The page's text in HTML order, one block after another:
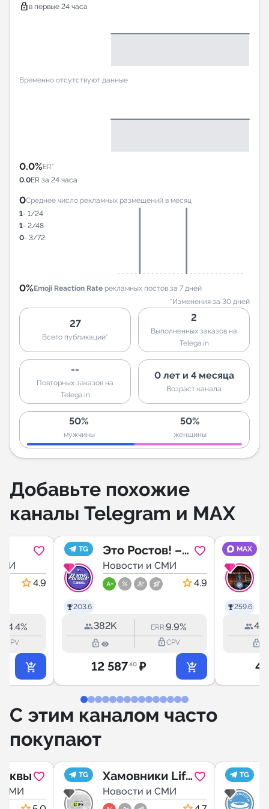
lock в первые 24 часа
Временно отсутствуют данные
0.0%ER*
0.0ER за 24 часа
0Среднее число рекламных размещений в месяц
1- 1/24
1- 2/48
0- 3/72
0%Emoji Reaction Rate рекламных постов за 7 дней
*Изменения за 30 дней
27
Всего публикаций*
2
Выполненных заказов на
Telega.in
--
Повторных заказов на
Telega.in
0 лет и 4 месяца
Возраст канала
50%
мужчины
50%
женщины
Добавьте похожие
каналы Telegram и MAX
4.9
24.4%
CPV
TG
203.6
Это Ростов! –
новости
Ростова-на-
Новости и СМИ
4.9
382K ERR:9.9%
lock_outline lock_outlineCPV
12 587.40 ₽
MAX
259.6
lock_outline
4
С этим каналом часто
покупают
СМИ
TG
Хамовники Life
(Москва)
Новости и СМИ
TG